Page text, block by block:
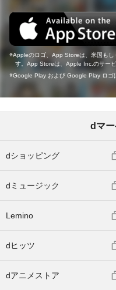
Appleのロゴ、App Storeは、米国も
す。App Storeは、Apple Inc.のサービ
Google Play および Google Play ロゴ
dマ
dショッピング
dミュージック
Lemino
dヒッツ
dアニメストア